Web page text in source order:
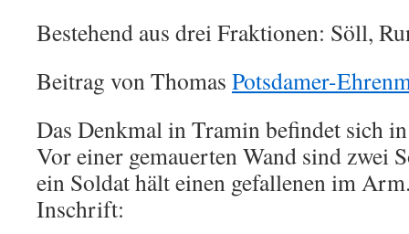
Bestehend aus drei Fraktionen: Söll,
Beitrag von Thomas Potsdamer-
Das Denkmal in Tramin befindet sich
Vor einer gemauerten Wand sind zwei
ein Soldat hält einen gefallenen im
Inschrift: